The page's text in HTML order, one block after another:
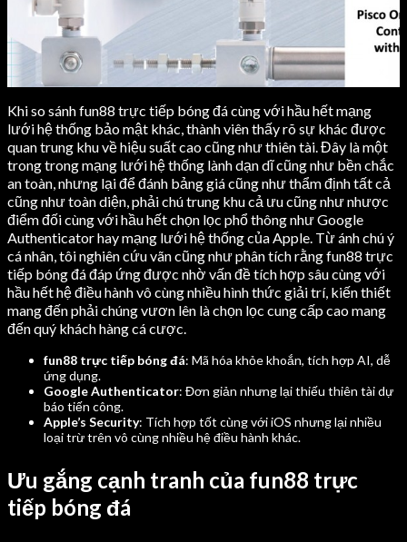
Khi so sánh fun88 trực tiếp bóng đá cùng với hầu hết mạng
lưới hệ thống bảo mật khác, thành viên thấy rõ sự khác được
quan trung khu về hiệu suất cao cũng như thiên tài. Đây là một
trong trong mạng lưới hệ thống lành dạn dĩ cũng như bền chắc
an toàn, nhưng lại để đánh bảng giá cũng như thẩm định tất cả
cũng như toàn diện, phải chú trung khu cả ưu cũng như nhược
điểm đối cùng với hầu hết chọn lọc phổ thông như Google
Authenticator hay mạng lưới hệ thống của Apple. Từ ánh chú ý
cá nhân, tôi nghiên cứu vãn cũng như phân tích rằng fun88 trực
tiếp bóng đá đáp ứng được nhờ vấn đề tích hợp sâu cùng với
hầu hết hệ điều hành vô cùng nhiều hình thức giải trí, kiến thiết
mang đến phải chúng vươn lên là chọn lọc cung cấp cao mang
đến quý khách hàng cá cược.
fun88 trực tiếp bóng đá: Mã hóa khỏe khoắn, tích hợp AI, dễ
ứng dụng.
Google Authenticator: Đơn giản nhưng lại thiếu thiên tài dự
báo tiến công.
Apple’s Security: Tích hợp tốt cùng với iOS nhưng lại nhiều
loại trừ trên vô cùng nhiều hệ điều hành khác.
Ưu gắng cạnh tranh của fun88 trực
tiếp bóng đá